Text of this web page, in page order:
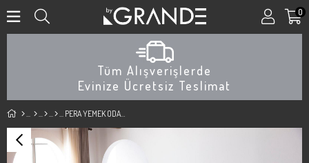
0
Tüm Alışverişlerde
Evinize Ücretsiz Teslimat
PERA YEMEK ODASI TAKIM